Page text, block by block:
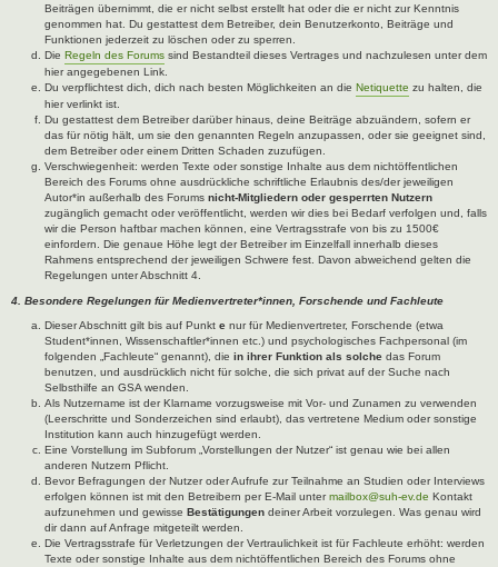
Beiträgen übernimmt, die er nicht selbst erstellt hat oder die er nicht zur Kenntnis
genommen hat. Du gestattest dem Betreiber, dein Benutzerkonto, Beiträge und
Funktionen jederzeit zu löschen oder zu sperren.
Die Regeln des Forums sind Bestandteil dieses Vertrages und nachzulesen unter dem
hier angegebenen Link.
Du verpflichtest dich, dich nach besten Möglichkeiten an die Netiquette zu halten, die
hier verlinkt ist.
Du gestattest dem Betreiber darüber hinaus, deine Beiträge abzuändern, sofern er
das für nötig hält, um sie den genannten Regeln anzupassen, oder sie geeignet sind,
dem Betreiber oder einem Dritten Schaden zuzufügen.
Verschwiegenheit: werden Texte oder sonstige Inhalte aus dem nichtöffentlichen
Bereich des Forums ohne ausdrückliche schriftliche Erlaubnis des/der jeweiligen
Autor*in außerhalb des Forums nicht-Mitgliedern oder gesperrten Nutzern
zugänglich gemacht oder veröffentlicht, werden wir dies bei Bedarf verfolgen und, falls
wir die Person haftbar machen können, eine Vertragsstrafe von bis zu 1500€
einfordern. Die genaue Höhe legt der Betreiber im Einzelfall innerhalb dieses
Rahmens entsprechend der jeweiligen Schwere fest. Davon abweichend gelten die
Regelungen unter Abschnitt 4.
4. Besondere Regelungen für Medienvertreter*innen, Forschende und Fachleute
Dieser Abschnitt gilt bis auf Punkt e nur für Medienvertreter, Forschende (etwa
Student*innen, Wissenschaftler*innen etc.) und psychologisches Fachpersonal (im
folgenden „Fachleute“ genannt), die in ihrer Funktion als solche das Forum
benutzen, und ausdrücklich nicht für solche, die sich privat auf der Suche nach
Selbsthilfe an GSA wenden.
Als Nutzername ist der Klarname vorzugsweise mit Vor- und Zunamen zu verwenden
(Leerschritte und Sonderzeichen sind erlaubt), das vertretene Medium oder sonstige
Institution kann auch hinzugefügt werden.
Eine Vorstellung im Subforum „Vorstellungen der Nutzer“ ist genau wie bei allen
anderen Nutzern Pflicht.
Bevor Befragungen der Nutzer oder Aufrufe zur Teilnahme an Studien oder Interviews
erfolgen können ist mit den Betreibern per E-Mail untermailbox@suh-ev.de Kontakt
aufzunehmen und gewisse Bestätigungen deiner Arbeit vorzulegen. Was genau wird
dir dann auf Anfrage mitgeteilt werden.
Die Vertragsstrafe für Verletzungen der Vertraulichkeit ist für Fachleute erhöht: werden
Texte oder sonstige Inhalte aus dem nichtöffentlichen Bereich des Forums ohne